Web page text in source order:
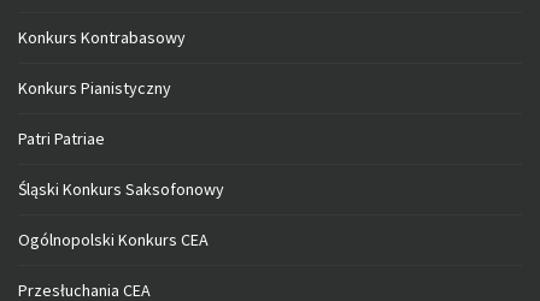
Konkurs Kontrabasowy
Konkurs Pianistyczny
Patri Patriae
Śląski Konkurs Saksofonowy
Ogólnopolski Konkurs CEA
Przesłuchania CEA